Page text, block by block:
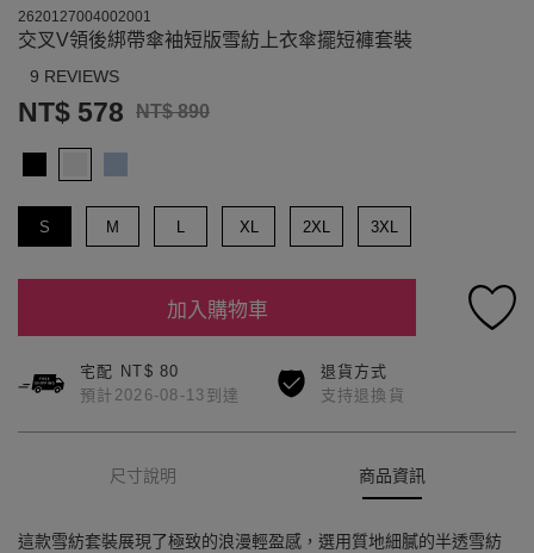
2620127004002001
交叉V領後綁帶傘袖短版雪紡上衣傘擺短褲套裝
9 REVIEWS
NT$ 578 NT$ 890
S M L XL 2XL 3XL
加入購物車
宅配 NT$ 80
預計2026-08-13到達
退貨方式
支持退換貨
尺寸說明 商品資訊
這款雪紡套裝展現了極致的浪漫輕盈感，選用質地細膩的半透雪紡